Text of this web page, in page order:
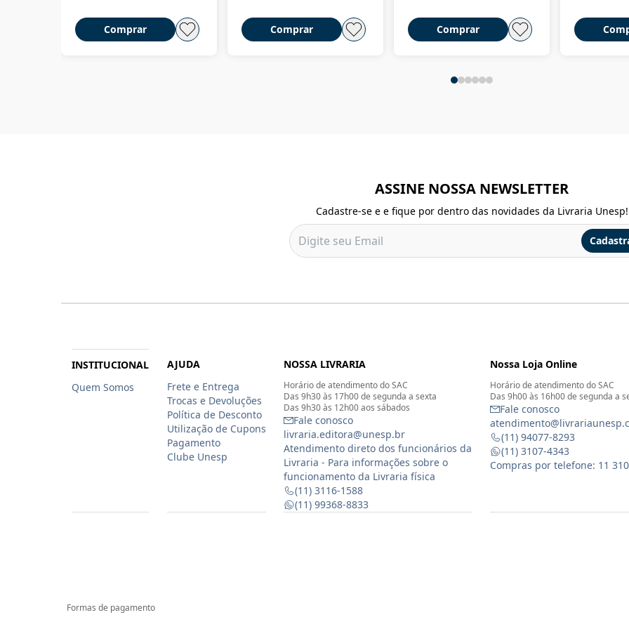
Comprar Comprar Comprar
ASSINE NOSSA NEWSLETTER
Cadastre-se e e fique por dentro das novidades da Livraria Unesp!
INSTITUCIONAL
Quem Somos
AJUDA
Frete e Entrega
Trocas e Devoluções
Política de Desconto
Utilização de Cupons
Pagamento
Clube Unesp
NOSSA LIVRARIA
Horário de atendimento do SAC
Das 9h30 às 17h00 de segunda a sexta
Das 9h30 às 12h00 aos sábados
Fale conosco
livraria.editora@unesp.br
Atendimento direto dos funcionários da
Livraria - Para informações sobre o
funcionamento da Livraria física
(11) 3116-1588
(11) 99368-8833
Nossa Loja Online
Horário de atendimento do SAC
Das 9h00 às 16h00 de segunda a
Fale conosco
(11) 94077-8293
(11) 3107-4343
Compras por telefone: 11
Formas de pagamento